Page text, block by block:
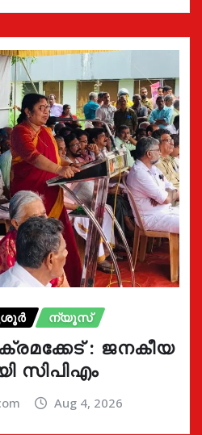
ന്യൂസ്
: ജനകീയ
സിപിഎം
Aug 4, 2026